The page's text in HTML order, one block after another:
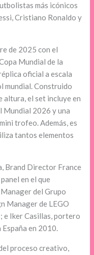
más icónicos
Cristiano Ronaldo y
de 2025 con el
Mundial de la
oficial a escala
mundial. Construido
altura, el set incluye en
Mundial 2026 y una
trofeo. Además, es
tantos elementos
Brand Director France
en el que
del Grupo
Manager de LEGO
e Iker Casillas, portero
en 2010.
proceso creativo,